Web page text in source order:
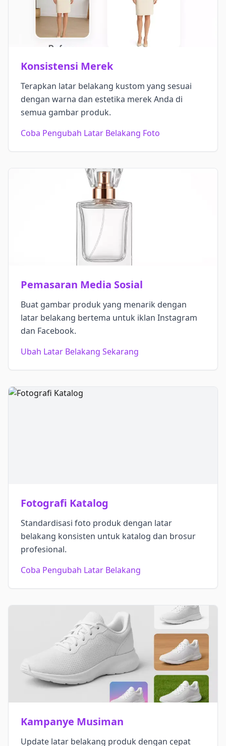
Konsistensi Merek
Terapkan latar belakang kustom yang sesuai
dengan warna dan estetika merek Anda di
semua gambar produk.
Coba Pengubah Latar Belakang Foto
Pemasaran Media Sosial
Buat gambar produk yang menarik dengan
latar belakang bertema untuk iklan Instagram
dan Facebook.
Ubah Latar Belakang Sekarang
Fotografi Katalog
Standardisasi foto produk dengan latar
belakang konsisten untuk katalog dan brosur
profesional.
Coba Pengubah Latar Belakang
Kampanye Musiman
Update latar belakang produk dengan cepat